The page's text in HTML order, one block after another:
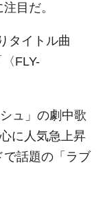
目だ。
タイトル曲
FLY-
ュ」の劇中歌
に人気急上昇
話題の「ラブ